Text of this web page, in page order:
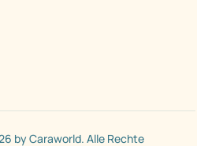
by Caraworld. Alle Rechte